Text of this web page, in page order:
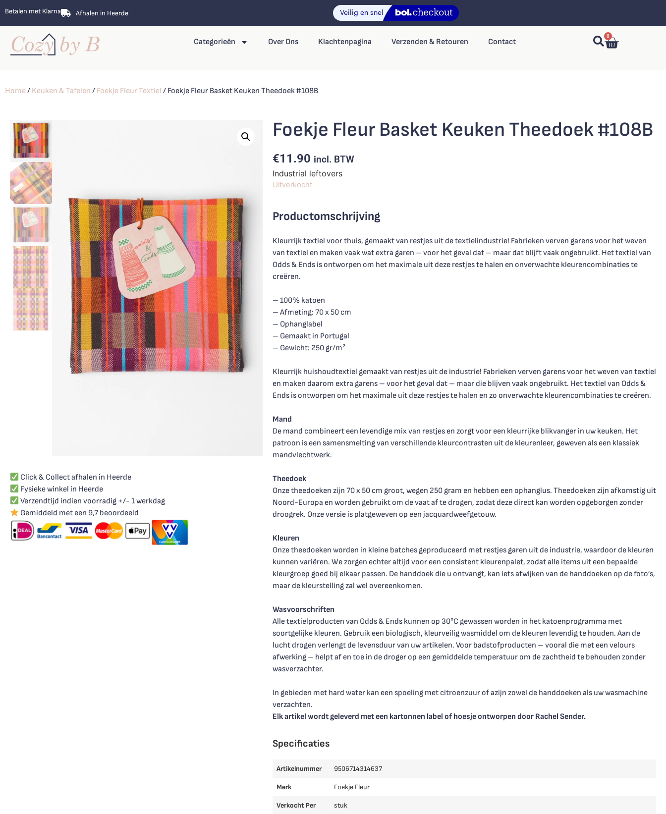
Betalen met Klarna Afhalen in Heerde
Categorieën Over Ons Klachtenpagina Verzenden & Retouren Contact
0
Home/ Keuken & Tafelen / Foekje Fleur Textiel / Foekje Fleur Basket Keuken Theedoek #108B
Click & Collect afhalen in Heerde
Fysieke winkel in Heerde
Verzendtijd indien voorradig +/- 1 werkdag
Gemiddeld met een 9,7 beoordeeld
Foekje Fleur Basket Keuken Theedoek #108B
€11.90 incl. BTW
Industrial leftovers
Uitverkocht
Productomschrijving
Kleurrijk textiel voor thuis, gemaakt van restjes uit de textielindustrie! Fabrieken verven garens voor het weven
van textiel en maken vaak wat extra garen – voor het geval dat – maar dat blijft vaak ongebruikt. Het textiel van
Odds & Ends is ontworpen om het maximale uit deze restjes te halen en onverwachte kleurencombinaties te
creëren.
– 100% katoen
– Afmeting: 70 x 50 cm
– Ophanglabel
– Gemaakt in Portugal
– Gewicht: 250 gr/m²
Kleurrijk huishoudtextiel gemaakt van restjes uit de industrie! Fabrieken verven garens voor het weven van textiel
en maken daarom extra garens – voor het geval dat – maar die blijven vaak ongebruikt. Het textiel van Odds &
Ends is ontworpen om het maximale uit deze restjes te halen en zo onverwachte kleurencombinaties te creëren.
Mand
De mand combineert een levendige mix van restjes en zorgt voor een kleurrijke blikvanger in uw keuken. Het
patroon is een samensmelting van verschillende kleurcontrasten uit de kleurenleer, geweven als een klassiek
mandvlechtwerk.
Theedoek
Onze theedoeken zijn 70 x 50 cm groot, wegen 250 gram en hebben een ophanglus. Theedoeken zijn afkomstig uit
Noord-Europa en worden gebruikt om de vaat af te drogen, zodat deze direct kan worden opgeborgen zonder
droogrek. Onze versie is platgeweven op een jacquardweefgetouw.
Kleuren
Onze theedoeken worden in kleine batches geproduceerd met restjes garen uit de industrie, waardoor de kleuren
kunnen variëren. We zorgen echter altijd voor een consistent kleurenpalet, zodat alle items uit een bepaalde
kleurgroep goed bij elkaar passen. De handdoek die u ontvangt, kan iets afwijken van de handdoeken op de foto’s,
maar de kleurstelling zal wel overeenkomen.
Wasvoorschriften
Alle textielproducten van Odds & Ends kunnen op 30°C gewassen worden in het katoenprogramma met
soortgelijke kleuren. Gebruik een biologisch, kleurveilig wasmiddel om de kleuren levendig te houden. Aan de
lucht drogen verlengt de levensduur van uw artikelen. Voor badstofproducten – vooral die met een velours
afwerking – helpt af en toe in de droger op een gemiddelde temperatuur om de zachtheid te behouden zonder
wasverzachter.
In gebieden met hard water kan een spoeling met citroenzuur of azijn zowel de handdoeken als uw wasmachine
verzachten.
Elk artikel wordt geleverd met een kartonnen label of hoesje ontworpen door Rachel Sender.
Specificaties
Artikelnummer 9506714314637
Merk Foekje Fleur
Verkocht Per stuk